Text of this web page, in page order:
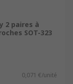
2 paires à
SOT-323
0,071 €/unité